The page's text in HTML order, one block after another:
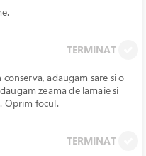
TERMINAT
adaugam sare si o
zeama de lamaie si
Oprim focul.
TERMINAT